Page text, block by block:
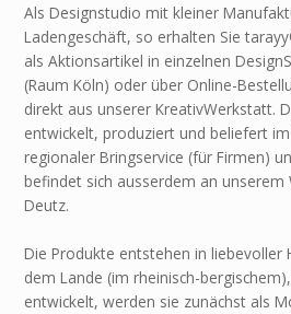
Als Designstudio mit kleiner
Ladengeschäft, so erhalten Sie
als Aktionsartikel in einzelnen
(Raum Köln) oder über Online-
direkt aus unserer KreativWerkstatt.
entwickelt, produziert und beliefert
regionaler Bringservice (für Firmen)
befindet sich ausserdem an unserem
Deutz.
Die Produkte entstehen in liebevoller
dem Lande (im rheinisch-
entwickelt, werden sie zunächst als